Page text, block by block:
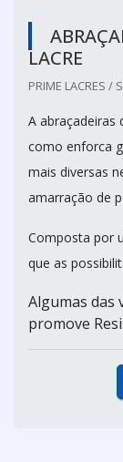
LACRE
PRIME LACRES /
A abraçadeiras
como enforca
mais diversas
amarração de
Composta por
que as
Algumas das
promove